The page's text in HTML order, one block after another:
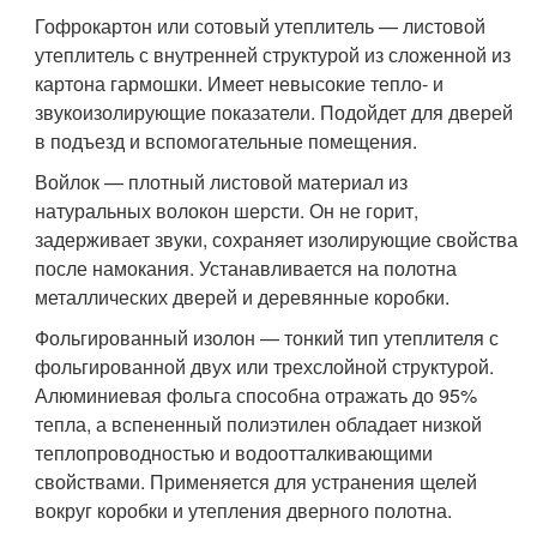
Гофрокартон или сотовый утеплитель — листовой
утеплитель с внутренней структурой из сложенной из
картона гармошки. Имеет невысокие тепло- и
звукоизолирующие показатели. Подойдет для дверей
в подъезд и вспомогательные помещения.
Войлок — плотный листовой материал из
натуральных волокон шерсти. Он не горит,
задерживает звуки, сохраняет изолирующие свойства
после намокания. Устанавливается на полотна
металлических дверей и деревянные коробки.
Фольгированный изолон — тонкий тип утеплителя с
фольгированной двух или трехслойной структурой.
Алюминиевая фольга способна отражать до 95%
тепла, а вспененный полиэтилен обладает низкой
теплопроводностью и водоотталкивающими
свойствами. Применяется для устранения щелей
вокруг коробки и утепления дверного полотна.